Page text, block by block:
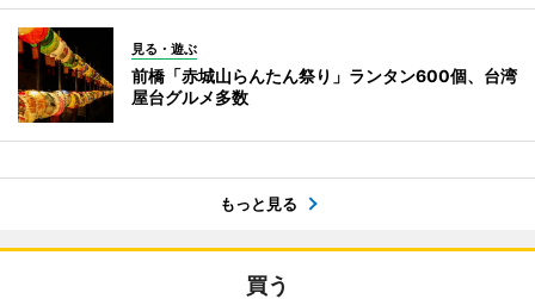
見る・遊ぶ
前橋「赤城山らんたん祭り」ランタン600個、台湾
屋台グルメ多数
もっと見る
買う